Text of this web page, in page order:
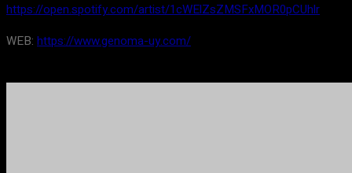
https://open.spotify.com/artist/1cWElZsZMSFxMOR0pCUhlr
WEB: https://www.genoma-uy.com/